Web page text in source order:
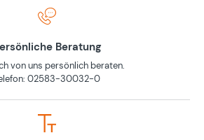
Beratung
von uns persönlich beraten.
02583-30032-0